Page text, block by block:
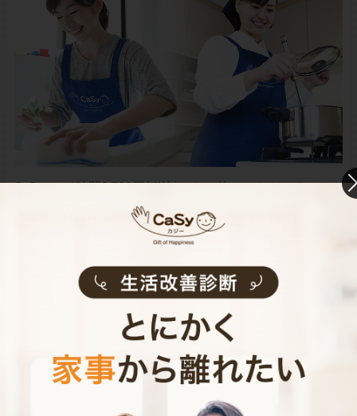
CaSyは、1時間2,790円(税込)からお使いいただけるカン
タン･便利･あんしんなお掃除代行･お料理代行サービスで
シンプルでお財布に優しい料金体系
スマホだけで24時間365日依頼可能（電話･事前訪問なし）
万が一の物損も損害保険があるから安心
初めての家事代行でどうお願いすればいいのか分からな
い…、どんなスタッフが来るのか不安…といった方のため
2時間5,900円（税込･交通費込）のお試しプラン